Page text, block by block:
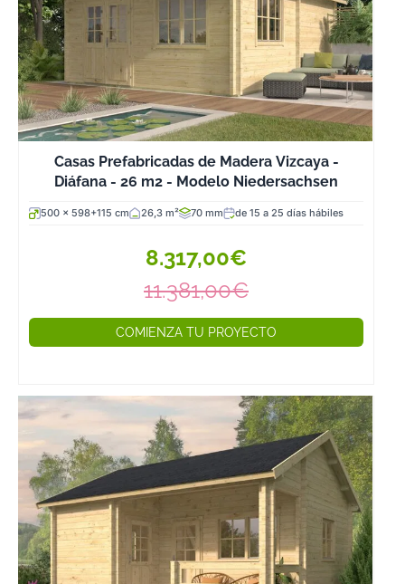
Casas Prefabricadas de Madera Vizcaya -
Diáfana - 26 m2 - Modelo Niedersachsen
500 x 598+115 cm 26,3 m² 70 mm de 15 a 25 días hábiles
8.317,00€
11.381,00€
COMIENZA TU PROYECTO